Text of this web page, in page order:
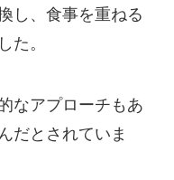
し、食事を重ねる
た。
なアプローチもあ
だとされていま